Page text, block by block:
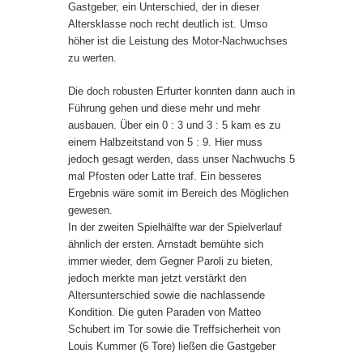
Gastgeber, ein Unterschied, der in dieser
Altersklasse noch recht deutlich ist. Umso
höher ist die Leistung des Motor-Nachwuchses
zu werten.
Die doch robusten Erfurter konnten dann auch in
Führung gehen und diese mehr und mehr
ausbauen. Über ein 0 : 3 und 3 : 5 kam es zu
einem Halbzeitstand von 5 : 9. Hier muss
jedoch gesagt werden, dass unser Nachwuchs 5
mal Pfosten oder Latte traf. Ein besseres
Ergebnis wäre somit im Bereich des Möglichen
gewesen.
In der zweiten Spielhälfte war der Spielverlauf
ähnlich der ersten. Arnstadt bemühte sich
immer wieder, dem Gegner Paroli zu bieten,
jedoch merkte man jetzt verstärkt den
Altersunterschied sowie die nachlassende
Kondition. Die guten Paraden von Matteo
Schubert im Tor sowie die Treffsicherheit von
Louis Kummer (6 Tore) ließen die Gastgeber